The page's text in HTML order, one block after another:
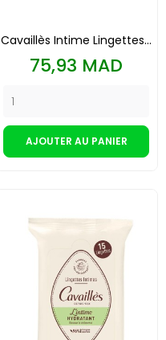
Cavaillès Intime Lingettes...
Prix
75,93 MAD
AJOUTER AU PANIER